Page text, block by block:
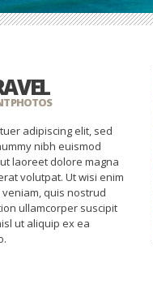
PHOTOS
adipiscing elit, sed
nibh euismod
laoreet dolore magna
volutpat. Ut wisi enim
veniam, quis nostrud
ullamcorper suscipit
ut aliquip ex ea